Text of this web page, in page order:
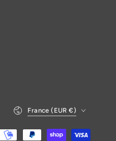
France (EUR €)